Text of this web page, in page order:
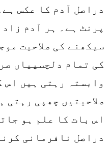
دراصل آدم کا عکس
پرنٹ ہے۔ ہر آدم زاد
سیکھنے کی صلاحیت
کی تمام دلچسپیاں
وابستہ رہتی ہیں اس
صلاحیتیں چھپی رہتی
اس بات کا علم ہو
دراصل نافرمانی